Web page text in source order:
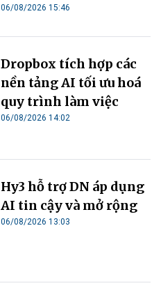
06/08/2026 15:46
Dropbox tích hợp các
nền tảng AI tối ưu hoá
quy trình làm việc
06/08/2026 14:02
Hy3 hỗ trợ DN áp dụng
AI tin cậy và mở rộng
06/08/2026 13:03